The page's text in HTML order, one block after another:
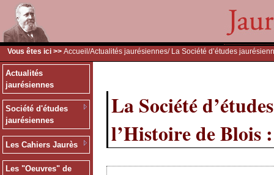
Vous êtes ici >> Accueil /Actualités jaurésiennes/ La Société d’études
Actualités
jaurésiennes
Société d'études
jaurésiennes
Les Cahiers Jaurès
Les "Oeuvres" de
La Société
l’Histoire de Blois